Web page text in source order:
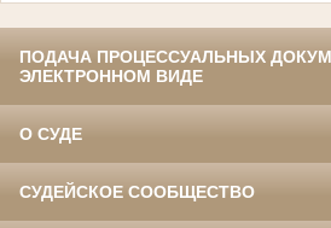
ПОДАЧА ПРОЦЕССУАЛЬНЫХ
ЭЛЕКТРОННОМ ВИДЕ
О СУДЕ
СУДЕЙСКОЕ СООБЩЕСТВО